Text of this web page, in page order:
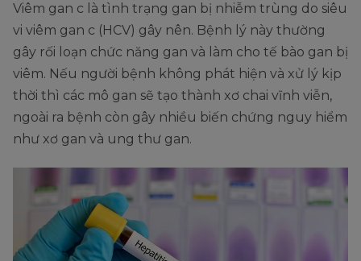
Viêm gan c là tình trạng gan bị nhiễm trùng do siêu
vi viêm gan c (HCV) gây nên. Bệnh lý này thường
gây rối loạn chức năng gan và làm cho tế bào gan bị
viêm. Nếu người bệnh không phát hiện và xử lý kịp
thời thì các mô gan sẽ tạo thành xơ chai vĩnh viễn,
ngoài ra bệnh còn gây nhiều biến chứng nguy hiểm
như xơ gan và ung thư gan.